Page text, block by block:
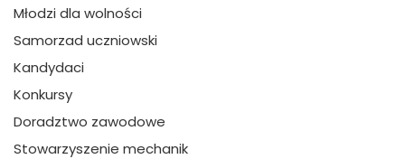
Młodzi dla wolności
Samorzad uczniowski
Kandydaci
Konkursy
Doradztwo zawodowe
Stowarzyszenie mechanik